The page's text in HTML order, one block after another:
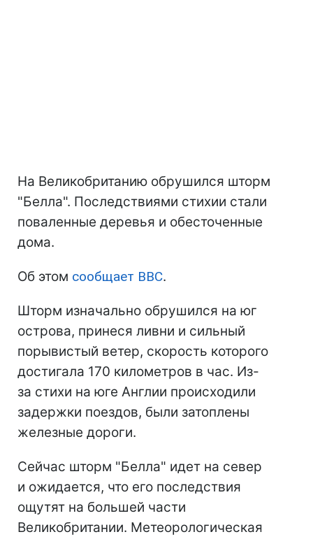
На Великобританию обрушился шторм
"Белла". Последствиями стихии стали
поваленные деревья и обесточенные
дома.
Об этом сообщает BBC.
Шторм изначально обрушился на юг
острова, принеся ливни и сильный
порывистый ветер, скорость которого
достигала 170 километров в час. Из-
за стихи на юге Англии происходили
задержки поездов, были затоплены
железные дороги.
Сейчас шторм "Белла" идет на север
и ожидается, что его последствия
ощутят на большей части
Великобритании. Метеорологическая